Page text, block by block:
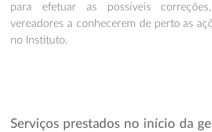
para efetuar as possíveis
vereadores a conhecerem de perto as
no Instituto.
Serviços prestados no início da